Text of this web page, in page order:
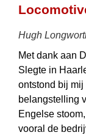
Hugh
Met dank aan
Slegte in
ontstond bij mij
belangstelling
Engelse stoom,
vooral de